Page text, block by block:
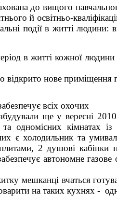
до вищого
й освітньо-
події в житті людини:
в житті кожної
відкрито нове приміщення
всіх охочих
ще у вересні
одномісних кімнатах
є холодильник та
2 душові кабінки
автономне
мешканці вчаться
на таких кухнях -